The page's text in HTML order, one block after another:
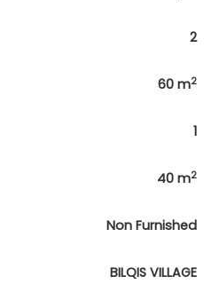
2
60 m2
1
40 m2
Non Furnished
BILQIS VILLAGE